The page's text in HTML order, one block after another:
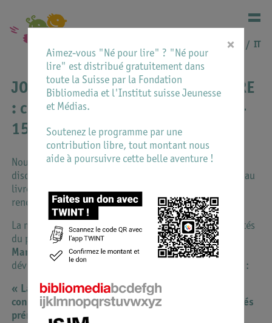
FR IT
JOURNÉE D'ÉCHANGE NÉ POUR LIRE
: comment toucher les familles ? -
15.09.2026
Nous vous invitons à une journée d’échanges pour
discuter ensemble de la place des familles dans l’éveil au
livre et au langage et aux moyens pour aller à la
rencontre des familles plus éloignées du livre.
La matinée vous propose une présentation des actualités
du programme Né pour lire, suivi d'une conférence de
Manuela Filippa, Docteure en psychologie du
développement, Hôpital Universitaire de Genève HUG :
« La voix comme soutien précoce : bénéfices du
contact vocal et de la lecture partagée chez les bébés
prématurés »
×
Aimez-vous "Né pour lire" ? "Né pour
lire" est distribué gratuitement dans
toute la Suisse par la Fondation
Bibliomedia et l'Institut suisse Jeunesse
et Médias.
Soutenez le programme par une
contribution libre, tout montant nous
aide à poursuivre cette belle aventure !